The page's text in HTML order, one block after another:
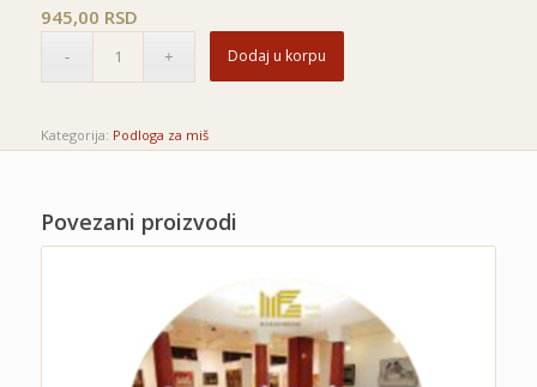
945,00 RSD
Dodaj u korpu
Kategorija: Podloga za miš
Povezani proizvodi